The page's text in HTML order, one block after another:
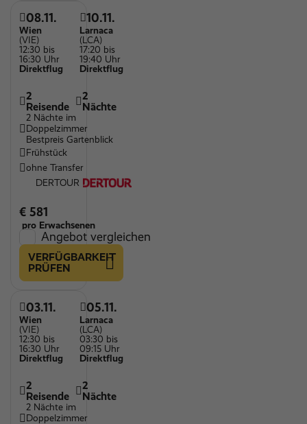
08.11.
Wien
(VIE)
12:30 bis
16:30 Uhr
Direktflug
10.11.
Larnaca
(LCA)
17:20 bis
19:40 Uhr
Direktflug
2
Reisende
2
Nächte
2 Nächte im
Doppelzimmer
Bestpreis Gartenblick
Frühstück
ohne Transfer
DERTOUR
€ 581
pro Erwachsenen
Angebot vergleichen
VERFÜGBARKEIT
PRÜFEN
03.11.
Wien
(VIE)
12:30 bis
16:30 Uhr
Direktflug
05.11.
Larnaca
(LCA)
03:30 bis
09:15 Uhr
Direktflug
2
Reisende
2
Nächte
2 Nächte im
Doppelzimmer